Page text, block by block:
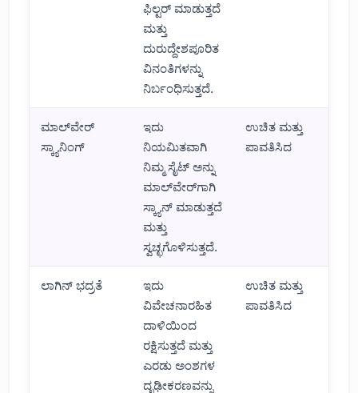
ಫಿಲ್ಟರ್ ಮಾಡುತ್ತದೆ
ಮತ್ತು
ದುರುದ್ದೇಶಪೂರಿತ
ವಿನಂತಿಗಳನ್ನು
ನಿರ್ಬಂಧಿಸುತ್ತದೆ.
ಮಾಲ್‌ವೇರ್
ಸ್ಕ್ಯಾನಿಂಗ್
ಇದು
ನಿಯಮಿತವಾಗಿ
ನಿಮ್ಮ ಸೈಟ್ ಅನ್ನು
ಮಾಲ್‌ವೇರ್‌ಗಾಗಿ
ಸ್ಕ್ಯಾನ್ ಮಾಡುತ್ತದೆ
ಮತ್ತು
ಸ್ವಚ್ಛಗೊಳಿಸುತ್ತದೆ.
ಉಚಿತ ಮತ್ತು
ಪಾವತಿಸಿದ
ಲಾಗಿನ್ ಭದ್ರತೆ
ಇದು
ವಿವೇಚನಾರಹಿತ
ದಾಳಿಯಿಂದ
ರಕ್ಷಿಸುತ್ತದೆ ಮತ್ತು
ಎರಡು ಅಂಶಗಳ
ದೃಢೀಕರಣವನ್ನು
ಉಚಿತ ಮತ್ತು
ಪಾವತಿಸಿದ